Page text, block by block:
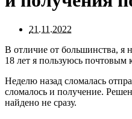
21.11.2022
В отличие от большинства, я
18 лет я пользуюсь почтовым
Неделю назад сломалась
сломалось и получение.
найдено не сразу.